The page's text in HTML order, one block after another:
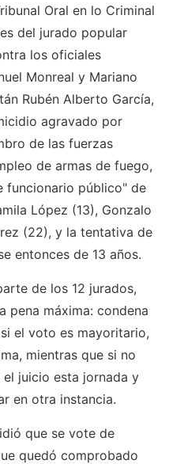
Oral en lo Criminal
del jurado popular
los oficiales
Monreal y Mariano
Rubén Alberto García,
agravado por
de las fuerzas
de armas de fuego,
funcionario público" de
López (13), Gonzalo
(22), y la tentativa de
entonces de 13 años.
de los 12 jurados,
pena máxima: condena
el voto es mayoritario,
mientras que si no
juicio esta jornada y
en otra instancia.
que se vote de
quedó comprobado